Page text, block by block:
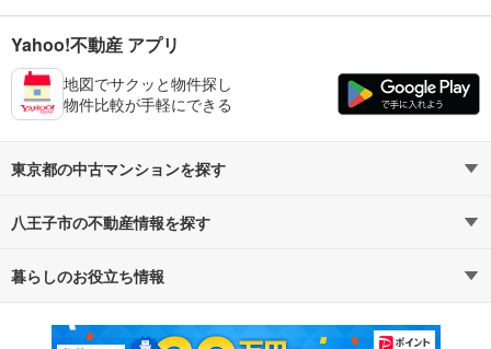
Yahoo!不動産 アプリ
地図でサクッと物件探し
物件比較が手軽にできる
東京都の中古マンションを探す
路線・駅から探す
通勤・通学時間から探す
八王子市の不動産情報を探す
不動産・住宅
新築マンション 中古マンション
暮らしのお役立ち情報
マンションカタログ 教えて！住まいの先生